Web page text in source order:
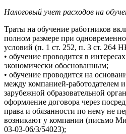
Налоговый учет расходов на
Траты на обучение работников
полном размере при
условий (п. 1 ст. 252, п. 3 ст. 264
• обучение проводится в
экономически обоснованным;
• обучение проводится на
между компанией-работодателем
зарубежной образовательной
оформление договора через
права и обязанности по нему не
возникают у компании (письмо
03-03-06/3/54023);